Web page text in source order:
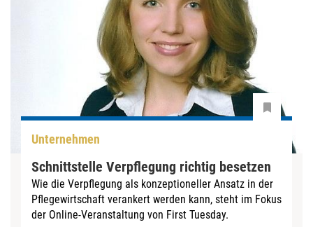
Unternehmen
Schnittstelle Verpflegung richtig besetzen
Wie die Verpflegung als konzeptioneller Ansatz in der
Pflegewirtschaft verankert werden kann, steht im Fokus
der Online-Veranstaltung von First Tuesday.